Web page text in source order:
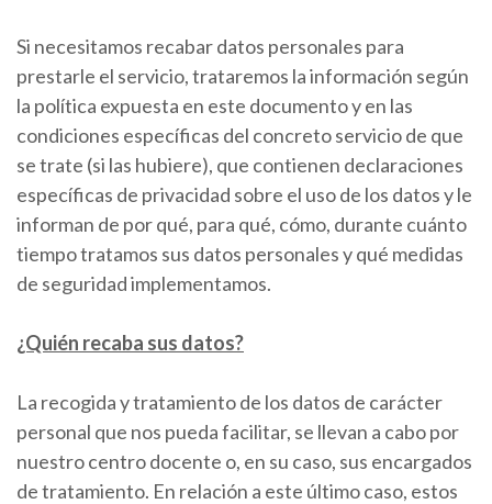
Si necesitamos recabar datos personales para
prestarle el servicio, trataremos la información según
la política expuesta en este documento y en las
condiciones específicas del concreto servicio de que
se trate (si las hubiere), que contienen declaraciones
específicas de privacidad sobre el uso de los datos y le
informan de por qué, para qué, cómo, durante cuánto
tiempo tratamos sus datos personales y qué medidas
de seguridad implementamos.
¿Quién recaba sus datos?
La recogida y tratamiento de los datos de carácter
personal que nos pueda facilitar, se llevan a cabo por
nuestro centro docente o, en su caso, sus encargados
de tratamiento. En relación a este último caso, estos